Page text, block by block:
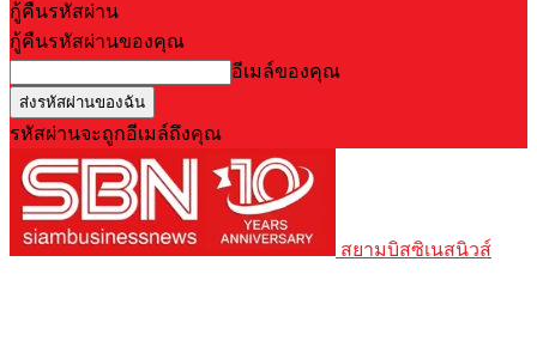
กู้คืนรหัสผ่าน
กู้คืนรหัสผ่านของคุณ
อีเมล์ของคุณ
รหัสผ่านจะถูกอีเมล์ถึงคุณ
สยามบิสซิเนสนิวส์